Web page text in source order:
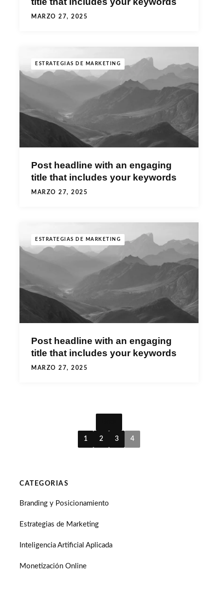
MARZO 27, 2025
ESTRATEGIAS DE MARKETING
Post headline with an engaging
title that includes your keywords
MARZO 27, 2025
ESTRATEGIAS DE MARKETING
Post headline with an engaging
title that includes your keywords
MARZO 27, 2025
1 2 3 4
CATEGORIAS
Branding y Posicionamiento
Estrategias de Marketing
Inteligencia Artificial Aplicada
Monetización Online